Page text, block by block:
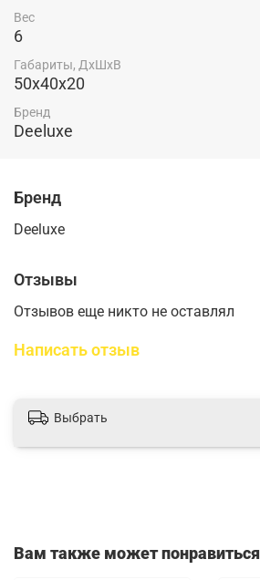
Вес
6
Габариты, ДхШхВ
50х40х20
Бренд
Deeluxe
Бренд
Deeluxe
Отзывы
Отзывов еще никто не оставлял
Написать отзыв
Выбрать
Вам также может понравиться